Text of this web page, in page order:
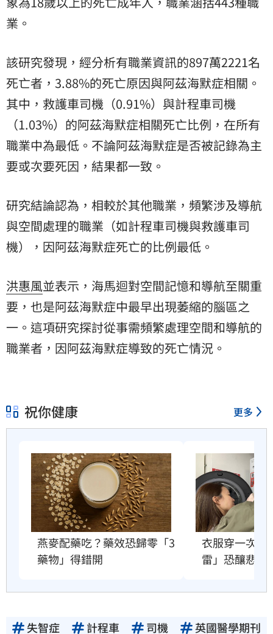
業。
該研究發現，經分析有職業資訊的897萬2221名
死亡者，3.88%的死亡原因與阿茲海默症相關。
其中，救護車司機（0.91%）與計程車司機
（1.03%）的阿茲海默症相關死亡比例，在所有
職業中為最低。不論阿茲海默症是否被記錄為主
要或次要死因，結果都一致。
研究結論認為，相較於其他職業，頻繁涉及導航
與空間處理的職業（如計程車司機與救護車司
機），因阿茲海默症死亡的比例最低。
洪惠風並表示，海馬迴對空間記憶和導航至關重
要，也是阿茲海默症中最早出現萎縮的腦區之
一。這項研究探討從事需頻繁處理空間和導航的
職業者，因阿茲海默症導致的死亡情況。
祝你健康 更多
燕麥配藥吃？藥效恐歸零「3
藥物」得錯開
衣服穿一次就
雷」恐釀悲劇
失智症 計程車 司機 英國醫學期刊